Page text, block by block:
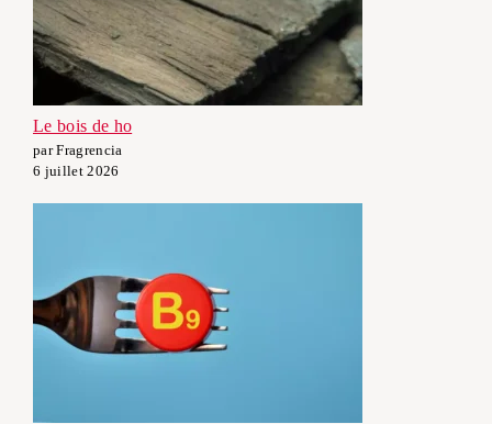
Le bois de ho
par Fragrencia
6 juillet 2026